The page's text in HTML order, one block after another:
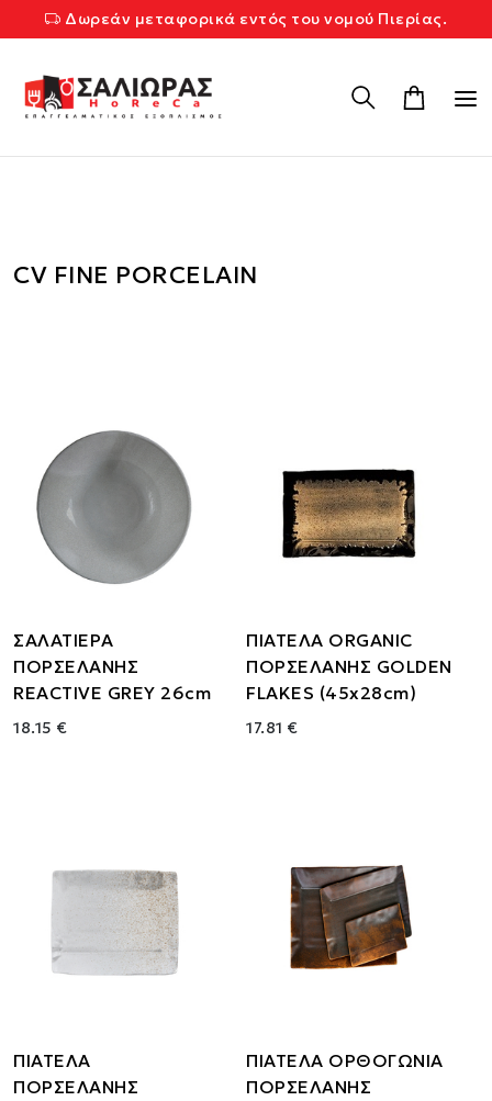
Δωρεάν μεταφορικά εντός του νομού Πιερίας.
CV FINE PORCELAIN
ΣΑΛΑΤΙΕΡΑ
ΠΟΡΣΕΛΑΝΗΣ
REACTIVE GREY 26cm
18.15 €
ΠΙΑΤΕΛΑ ORGANIC
ΠΟΡΣΕΛΑΝΗΣ GOLDEN
FLAKES (45x28cm)
17.81 €
ΠΙΑΤΕΛΑ
ΠΟΡΣΕΛΑΝΗΣ
ΠΙΑΤΕΛΑ ΟΡΘΟΓΩΝΙΑ
ΠΟΡΣΕΛΑΝΗΣ